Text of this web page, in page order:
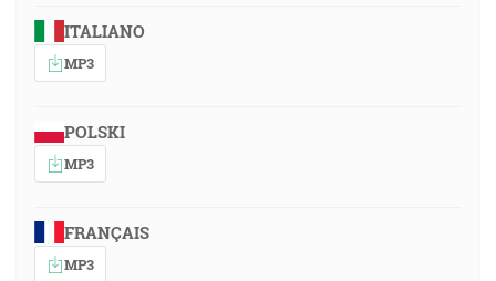
ITALIANO
MP3
POLSKI
MP3
FRANÇAIS
MP3